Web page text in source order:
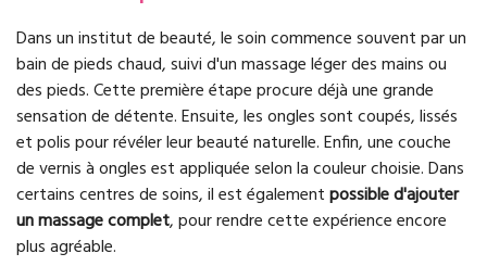
Dans un institut de beauté, le soin commence souvent par un
bain de pieds chaud, suivi d'un massage léger des mains ou
des pieds. Cette première étape procure déjà une grande
sensation de détente. Ensuite, les ongles sont coupés, lissés
et polis pour révéler leur beauté naturelle. Enfin, une couche
de vernis à ongles est appliquée selon la couleur choisie. Dans
certains centres de soins, il est égalementpossible d'ajouter
un massage complet, pour rendre cette expérience encore
plus agréable.